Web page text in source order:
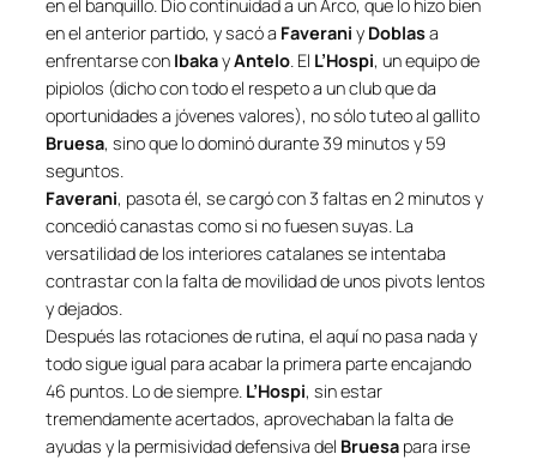
en el banquillo. Dio continuidad a un Arco, que lo hizo bien
en el anterior partido, y sacó a Faverani y Doblasa
enfrentarse con IbakayAntelo. El L’Hospi, un equipo de
pipiolos (dicho con todo el respeto a un club que da
oportunidades a jóvenes valores), no sólo tuteo al gallito
Bruesa, sino que lo dominó durante 39 minutos y 59
seguntos.
Faverani, pasota él, se cargó con 3 faltas en 2 minutos y
concedió canastas como si no fuesen suyas. La
versatilidad de los interiores catalanes se intentaba
contrastar con la falta de movilidad de unos pivots lentos
y dejados.
Después las rotaciones de rutina, el aquí no pasa nada y
todo sigue igual para acabar la primera parte encajando
46 puntos. Lo de siempre. L’Hospi, sin estar
tremendamente acertados, aprovechaban la falta de
ayudas y la permisividad defensiva del Bruesa para irse